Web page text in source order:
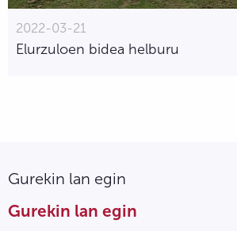
2022-03-21
Elurzuloen bidea helburu
Gurekin lan egin
Gurekin lan egin